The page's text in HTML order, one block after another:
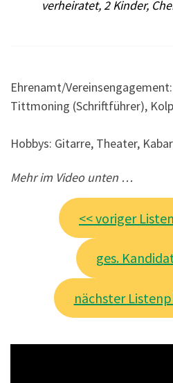
verheiratet, 2 Kinder,
Ehrenamt/
Tittmoning (Schriftführer),
Hobbys: Gitarre, Theater,
Mehr im Video unten …
<< voriger
ges.
nächster